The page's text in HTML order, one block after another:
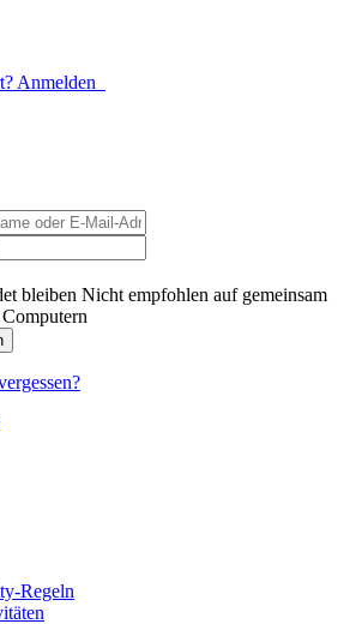
Anmelden
bleiben Nicht empfohlen auf gemeinsam
Regeln